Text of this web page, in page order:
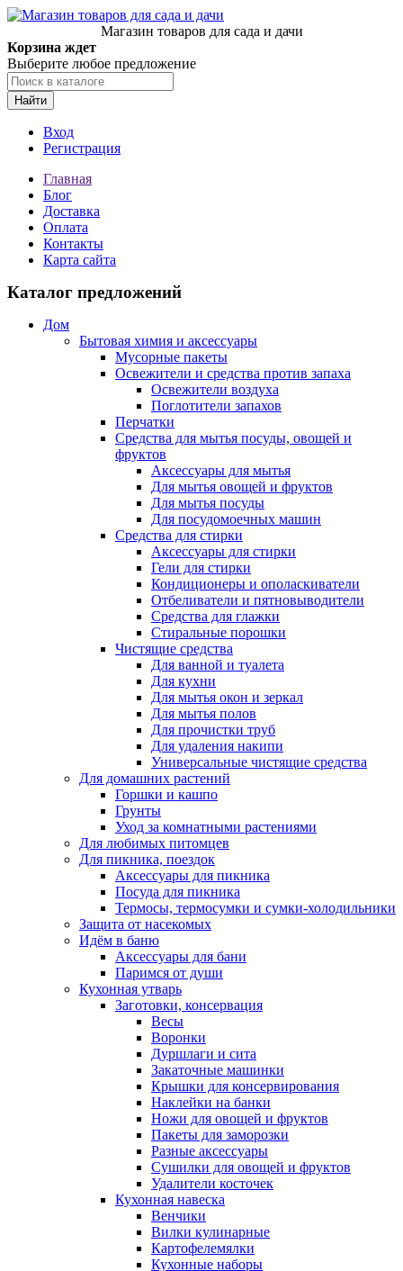
Магазин товаров для сада и дачи
Корзина ждет
Выберите любое предложение
Найти
Вход
Регистрация
Главная
Блог
Доставка
Оплата
Контакты
Карта сайта
Каталог предложений
Дом
Бытовая химия и аксессуары
Мусорные пакеты
Освежители и средства против запаха
Освежители воздуха
Поглотители запахов
Перчатки
Средства для мытья посуды, овощей и
фруктов
Аксессуары для мытья
Для мытья овощей и фруктов
Для мытья посуды
Для посудомоечных машин
Средства для стирки
Аксессуары для стирки
Гели для стирки
Кондиционеры и ополаскиватели
Отбеливатели и пятновыводители
Средства для глажки
Стиральные порошки
Чистящие средства
Для ванной и туалета
Для кухни
Для мытья окон и зеркал
Для мытья полов
Для прочистки труб
Для удаления накипи
Универсальные чистящие средства
Для домашних растений
Горшки и кашпо
Грунты
Уход за комнатными растениями
Для любимых питомцев
Для пикника, поездок
Аксессуары для пикника
Посуда для пикника
Термосы, термосумки и сумки-холодильники
Защита от насекомых
Идём в баню
Аксессуары для бани
Паримся от души
Кухонная утварь
Заготовки, консервация
Весы
Воронки
Дуршлаги и сита
Закаточные машинки
Крышки для консервирования
Наклейки на банки
Ножи для овощей и фруктов
Пакеты для заморозки
Разные аксессуары
Сушилки для овощей и фруктов
Удалители косточек
Кухонная навеска
Венчики
Вилки кулинарные
Картофелемялки
Кухонные наборы